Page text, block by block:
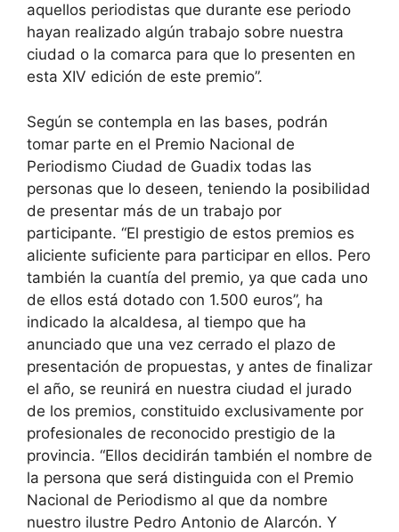
aquellos periodistas que durante ese periodo
hayan realizado algún trabajo sobre nuestra
ciudad o la comarca para que lo presenten en
esta XIV edición de este premio”.
Según se contempla en las bases, podrán
tomar parte en el Premio Nacional de
Periodismo Ciudad de Guadix todas las
personas que lo deseen, teniendo la posibilidad
de presentar más de un trabajo por
participante. “El prestigio de estos premios es
aliciente suficiente para participar en ellos. Pero
también la cuantía del premio, ya que cada uno
de ellos está dotado con 1.500 euros”, ha
indicado la alcaldesa, al tiempo que ha
anunciado que una vez cerrado el plazo de
presentación de propuestas, y antes de finalizar
el año, se reunirá en nuestra ciudad el jurado
de los premios, constituido exclusivamente por
profesionales de reconocido prestigio de la
provincia. “Ellos decidirán también el nombre de
la persona que será distinguida con el Premio
Nacional de Periodismo al que da nombre
nuestro ilustre Pedro Antonio de Alarcón. Y